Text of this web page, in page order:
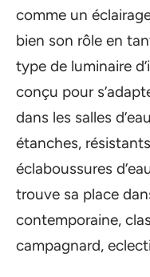
comme un
bien son rôle en
type de luminaire
conçu pour
dans les salles
étanches,
éclaboussures
trouve sa place
contemporaine,
campagnard,